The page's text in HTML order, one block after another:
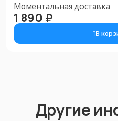
Моментальная доставка
1 890 ₽
В
Другие